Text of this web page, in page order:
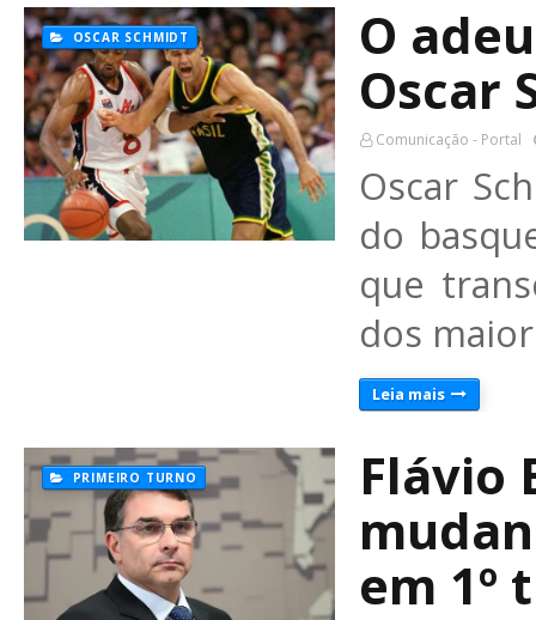
OSCAR SCHMIDT
O
Oscar
Comunicação - Portal
Oscar
do
que
dos
Leia mais
PRIMEIRO TURNO
Flávio
em 1º